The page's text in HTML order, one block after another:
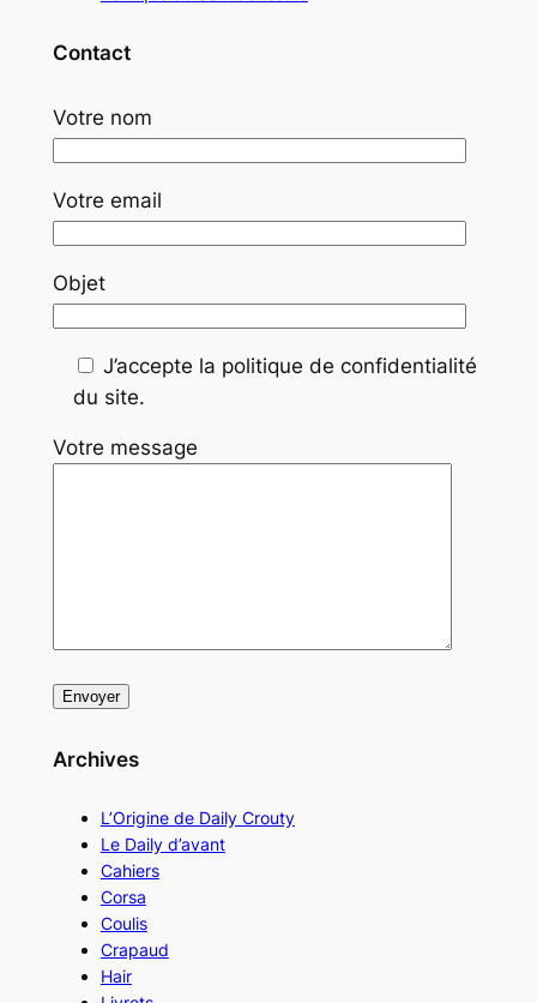
Contact
Votre nom
Votre email
Objet
J’accepte la politique de confidentialité
du site.
Votre message
Archives
L’Origine de Daily Crouty
Le Daily d’avant
Cahiers
Corsa
Coulis
Crapaud
Hair